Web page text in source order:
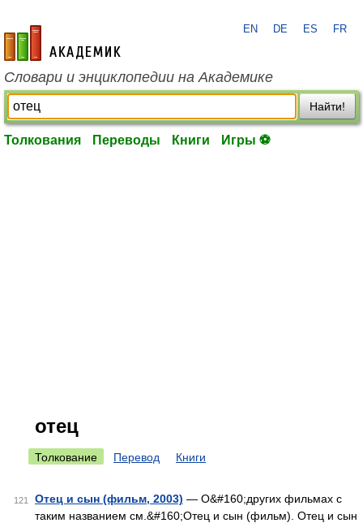
academic.ru
EN DE ES FR
Словари и энциклопедии на Академике
Найти!
Толкования Переводы Книги Игры ⚽
отец
Толкование Перевод Книги
121 Отец и сын (фильм, 2003) — О&#160;других фильмах с
таким названием см.&#160;Отец и сын (фильм). Отец и сын